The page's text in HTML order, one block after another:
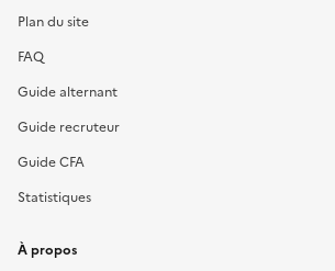
Plan du site
FAQ
Guide alternant
Guide recruteur
Guide CFA
Statistiques
À propos